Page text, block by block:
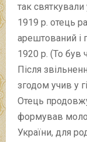
так
1919 р. отець
арештований і
1920 р. (То був
Після
згодом учив у
Отець
формував
України, для